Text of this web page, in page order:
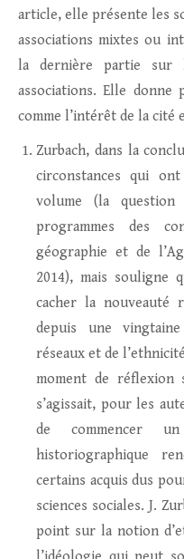
article, elle présente les
associations mixtes ou
la dernière partie sur
associations. Elle donne
comme l’intérêt de la cité
Zurbach, dans la
circonstances qui
volume (la question
programmes des
géographie et de
2014), mais souligne
cacher la nouveauté
depuis une
réseaux et de
moment de
s’agissait, pour les
de commencer
historiographique
certains acquis dus
sciences sociales. J.
point sur la notion